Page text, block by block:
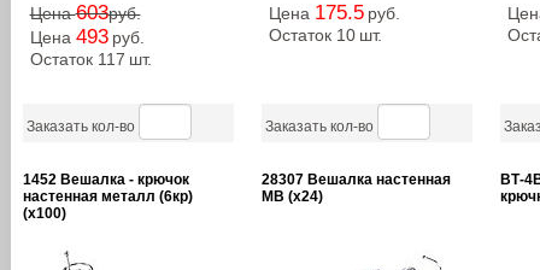
Цена603руб.
Цена 493 руб.
Остаток 117 шт.
Заказать кол-во
Цена 175.5 руб.
Остаток 10 шт.
Заказать кол-во
1452 Вешалка - крючок
настенная металл (6кр)
(х100)
28307 Вешалка настенная
MB (х24)
ВТ-